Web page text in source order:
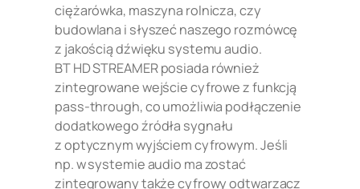
ciężarówka, maszyna rolnicza, czy
budowlana i słyszeć naszego rozmówcę
z jakością dźwięku systemu audio.
BT HD STREAMER posiada również
zintegrowane wejście cyfrowe z funkcją
pass-through, co umożliwia podłączenie
dodatkowego źródła sygnału
z optycznym wyjściem cyfrowym. Jeśli
np. w systemie audio ma zostać
zintegrowany także cyfrowy odtwarzacz